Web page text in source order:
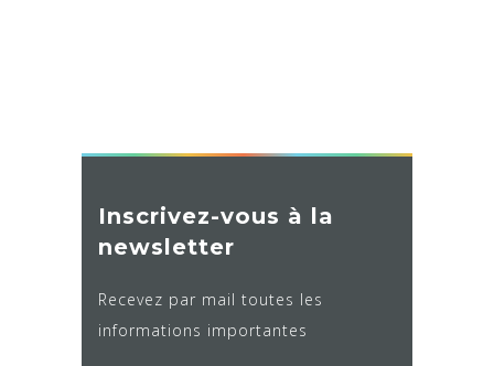
Inscrivez-vous à la
newsletter
Recevez par mail toutes les
informations importantes